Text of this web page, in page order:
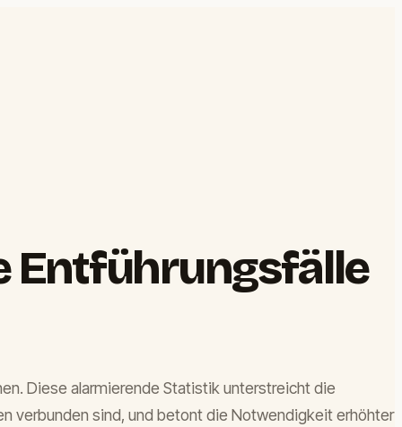
Entführungsfälle
Diese alarmierende Statistik unterstreicht die
verbunden sind, und betont die Notwendigkeit erhöhter